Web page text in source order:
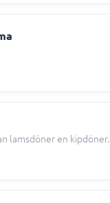
lamsdöner en kipdöner.